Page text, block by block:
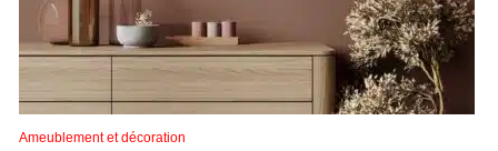
Ameublement et décoration